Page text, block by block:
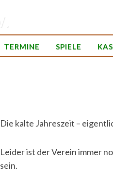
TERMINE SPIELE
Die kalte Jahreszeit –
Leider ist der Verein immer
sein.